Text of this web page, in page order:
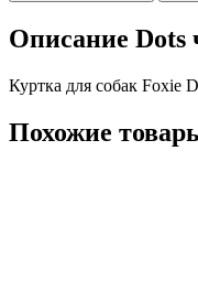
Описание Dots
Куртка для собак Foxie
Похожие